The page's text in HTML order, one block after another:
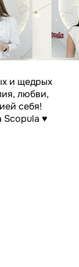
и щедрых
любви,
себя!
Scopula ♥️